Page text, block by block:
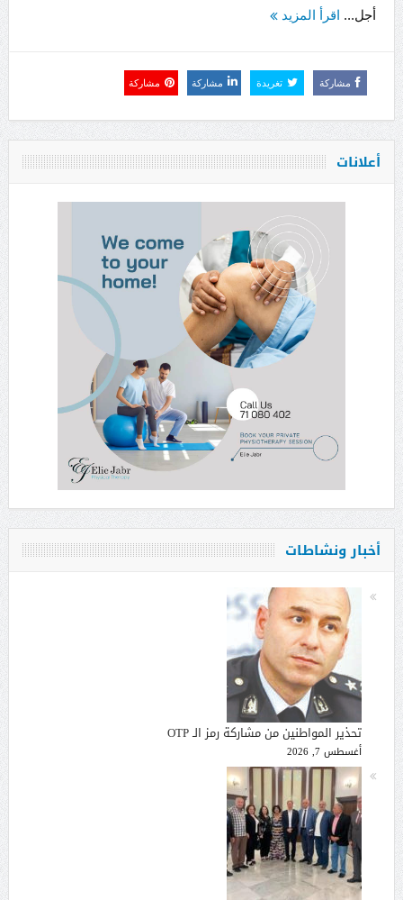
أجل... اقرأ المزيد
مشاركة تغريدة مشاركة مشاركة
أعلانات
أخبار ونشاطات
تحذير المواطنين من مشاركة رمز الـ OTP
أغسطس 7, 2026